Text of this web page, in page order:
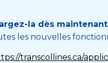
la dès maintenant
les nouvelles
transcollines.ca/